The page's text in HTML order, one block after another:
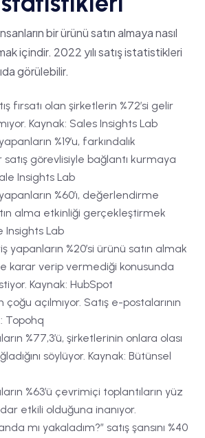
bir ürünü satın almaya nasıl
içindir. 2022 yılı satış istatistikleri
görülebilir.
fırsatı olan şirketlerin %72’si gelir
Kaynak: Sales Insights Lab
%19’u, farkındalık
satış görevlisiyle bağlantı kurmaya
Insights Lab
%60’ı, değerlendirme
alma etkinliği gerçekleştirmek
Insights Lab
yapanların %20’si ürünü satın almak
karar verip vermediği konusunda
Kaynak: HubSpot
çoğu açılmıyor. Satış e-postalarının
Topohq
%77,3’ü, şirketlerinin onlara olası
söylüyor. Kaynak: Bütünsel
%63’ü çevrimiçi toplantıların yüz
etkili olduğuna inanıyor.
mı yakaladım?” satış şansını %40